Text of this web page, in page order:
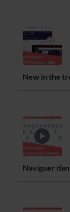
New in the
Naviguer